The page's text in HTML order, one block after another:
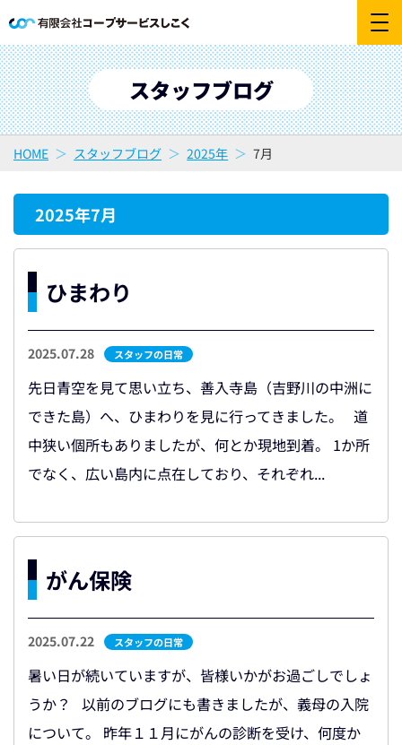
スタッフブログ
HOME スタッフブログ 2025年 7月
2025年7月
ひまわり
2025.07.28 スタッフの日常
先日青空を見て思い立ち、善入寺島（吉野川の中洲に
できた島）へ、ひまわりを見に行ってきました。 道
中狭い個所もありましたが、何とか現地到着。 1か所
でなく、広い島内に点在しており、それぞれ...
がん保険
2025.07.22 スタッフの日常
暑い日が続いていますが、皆様いかがお過ごしでしょ
うか？ 以前のブログにも書きましたが、義母の入院
について。 昨年１１月にがんの診断を受け、何度か